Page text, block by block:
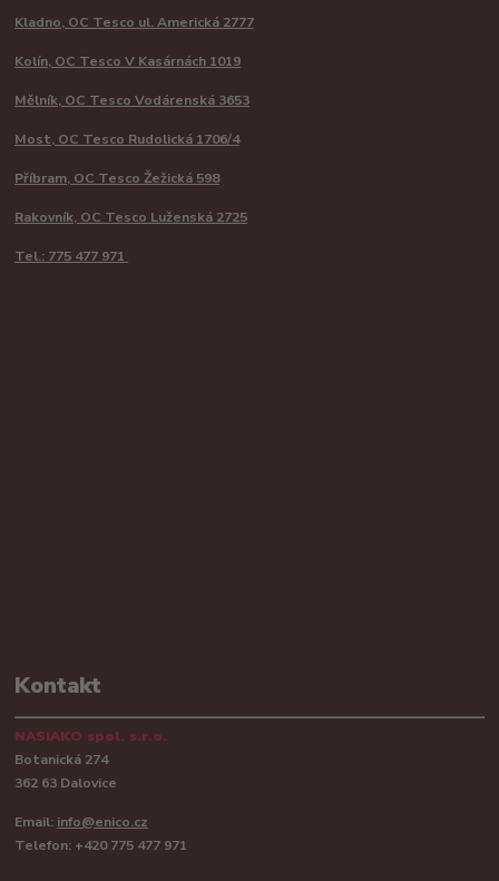
Kladno, OC Tesco ul. Americká 2777
Kolín, OC Tesco V Kasárnách 1019
Mělník, OC Tesco Vodárenská 3653
Most, OC Tesco Rudolická 1706/4
Příbram, OC Tesco Žežická 598
Rakovník, OC Tesco Luženská 2725
Tel.: 775 477 971
Kontakt
NASIAKO spol. s.r.o.
Botanická 274
362 63 Dalovice
Email: info@enico.cz
Telefon: +420 775 477 971